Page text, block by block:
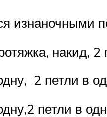
изнаночными
накид, 2
2 петли в
петли в